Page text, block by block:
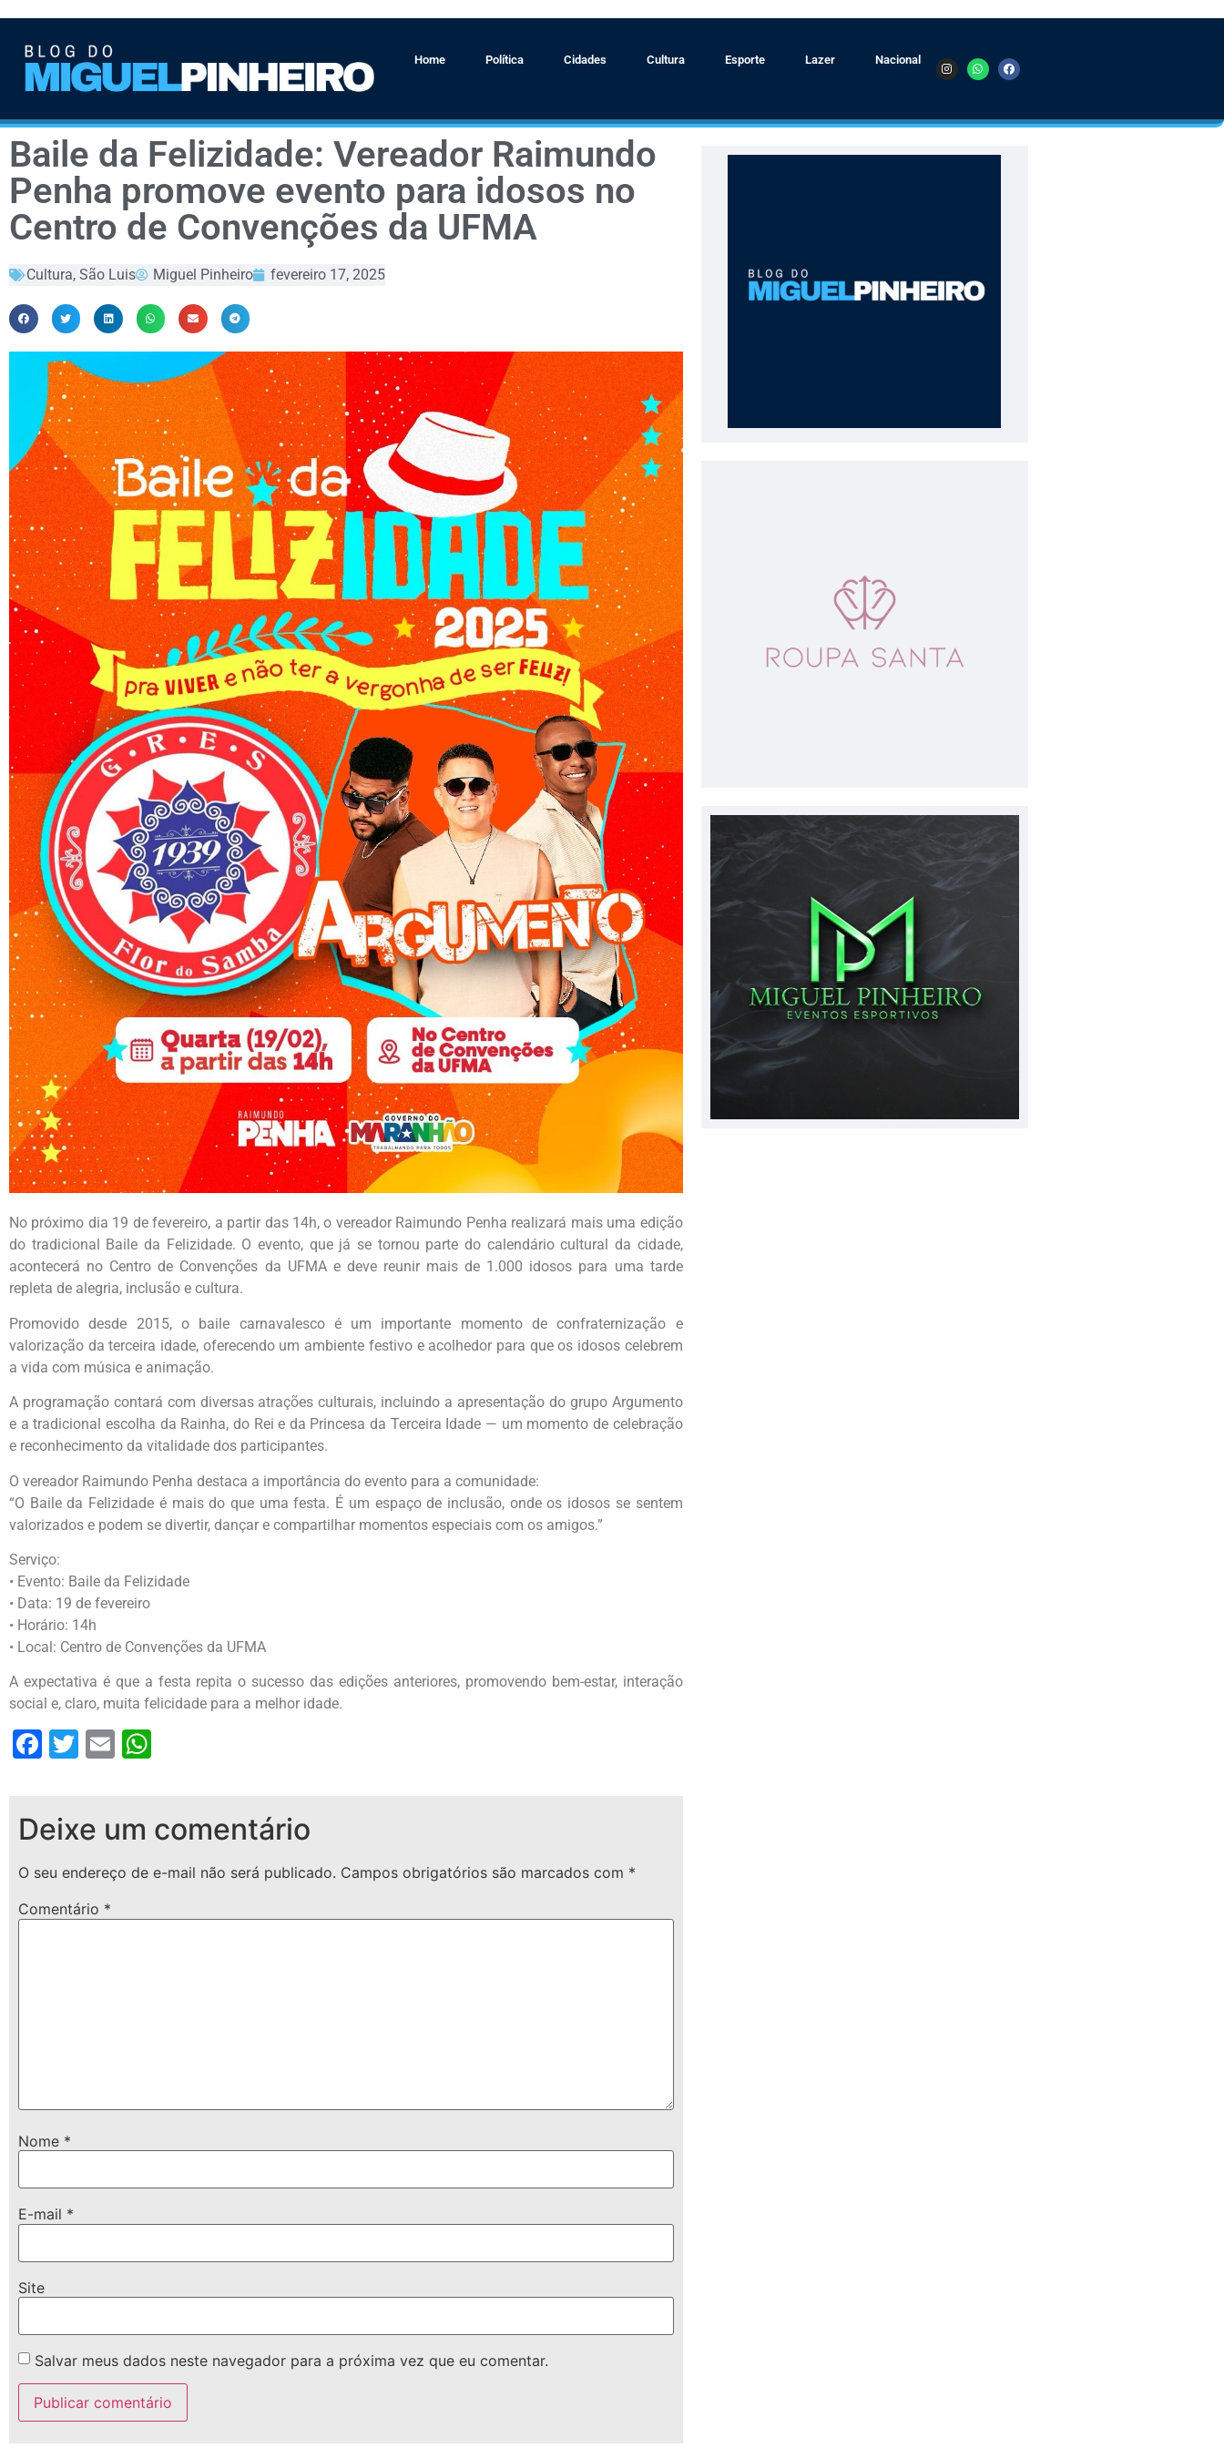
Home Política Cidades Cultura Esporte Lazer Nacional
Baile da Felizidade: Vereador Raimundo
Penha promove evento para idosos no
Centro de Convenções da UFMA
Cultura, São Luis Miguel Pinheiro fevereiro 17, 2025
No próximo dia 19 de fevereiro, a partir das 14h, o vereador Raimundo Penha realizará mais uma edição
do tradicional Baile da Felizidade. O evento, que já se tornou parte do calendário cultural da cidade,
acontecerá no Centro de Convenções da UFMA e deve reunir mais de 1.000 idosos para uma tarde
repleta de alegria, inclusão e cultura.
Promovido desde 2015, o baile carnavalesco é um importante momento de confraternização e
valorização da terceira idade, oferecendo um ambiente festivo e acolhedor para que os idosos celebrem
a vida com música e animação.
A programação contará com diversas atrações culturais, incluindo a apresentação do grupo Argumento
e a tradicional escolha da Rainha, do Rei e da Princesa da Terceira Idade — um momento de celebração
e reconhecimento da vitalidade dos participantes.
O vereador Raimundo Penha destaca a importância do evento para a comunidade:
“O Baile da Felizidade é mais do que uma festa. É um espaço de inclusão, onde os idosos se sentem
valorizados e podem se divertir, dançar e compartilhar momentos especiais com os amigos.”
Serviço:
• Evento: Baile da Felizidade
• Data: 19 de fevereiro
• Horário: 14h
• Local: Centro de Convenções da UFMA
A expectativa é que a festa repita o sucesso das edições anteriores, promovendo bem-estar, interação
social e, claro, muita felicidade para a melhor idade.
Facebook
Twitter
Email
Deixe um comentário
O seu endereço de e-mail não será publicado. Campos obrigatórios são marcados com *
Comentário *
Nome *
E-mail *
Site
Salvar meus dados neste navegador para a próxima vez que eu comentar.